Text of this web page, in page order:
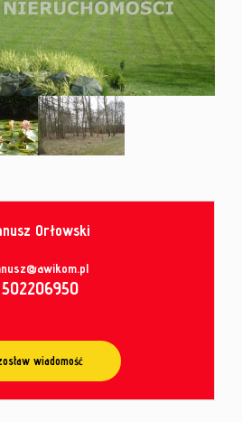
od
umowy
Orłowski
502206950
wiadomość